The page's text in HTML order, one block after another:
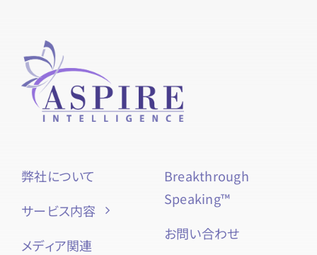
弊社について
サービス内容
メディア関連
Breakthrough
Speaking™
お問い合わせ